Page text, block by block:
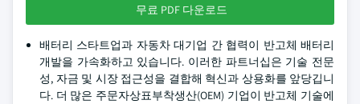
무료 PDF 다운로드
배터리 스타트업과 자동차 대기업 간 협력이 반고체 배터리
개발을 가속화하고 있습니다. 이러한 파트너십은 기술 전문
성, 자금 및 시장 접근성을 결합해 혁신과 상용화를 앞당깁니
다. 더 많은 주문자상표부착생산(OEM) 기업이 반고체 기술에